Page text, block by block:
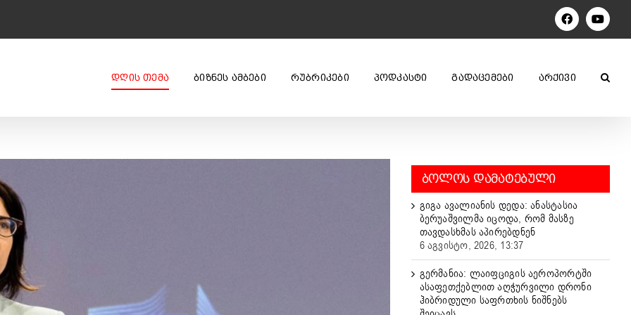
Facebook
ᲓᲦᲘᲡ ᲗᲔᲛᲐ ᲑᲘᲖᲜᲔᲡ ᲐᲛᲑᲔᲑᲘ ᲠᲣᲑᲠᲘᲙᲔᲑᲘ ᲞᲝᲓᲙᲐᲡᲢᲘ ᲒᲐᲓᲐᲪᲔᲛᲔᲑᲘ ᲐᲠᲥᲘᲕᲘ
ᲑᲝᲚᲝᲡ ᲓᲐᲛᲐᲢᲔᲑᲣᲚᲘ
გიგა ავალიანის დედა: ანასტასია
ბერუაშვილმა იცოდა, რომ მასზე
თავდასხმას აპირებდნენ
6 აგვისტო, 2026, 13:37
გერმანია: ლაიფციგის აეროპორტში
ასაფეთქებლით აღჭურვილი დრონი
ჰიბრიდული საფრთხის ნიშნებს